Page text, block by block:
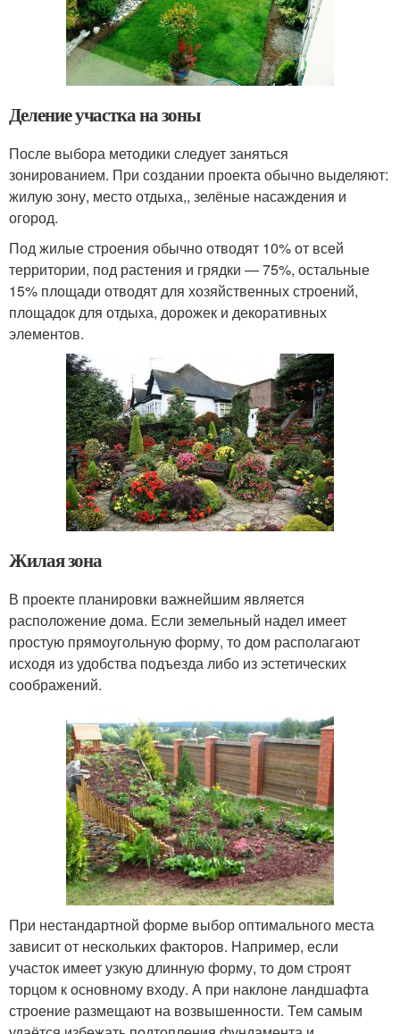
Деление участка на зоны
После выбора методики следует заняться
зонированием. При создании проекта обычно выделяют:
жилую зону, место отдыха,, зелёные насаждения и
огород.
Под жилые строения обычно отводят 10% от всей
территории, под растения и грядки — 75%, остальные
15% площади отводят для хозяйственных строений,
площадок для отдыха, дорожек и декоративных
элементов.
Жилая зона
В проекте планировки важнейшим является
расположение дома. Если земельный надел имеет
простую прямоугольную форму, то дом располагают
исходя из удобства подъезда либо из эстетических
соображений.
При нестандартной форме выбор оптимального места
зависит от нескольких факторов. Например, если
участок имеет узкую длинную форму, то дом строят
торцом к основному входу. А при наклоне ландшафта
строение размещают на возвышенности. Тем самым